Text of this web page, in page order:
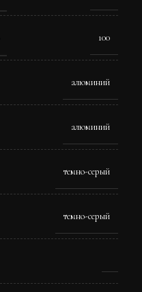
100
алюминий
алюминий
темно-серый
темно-серый